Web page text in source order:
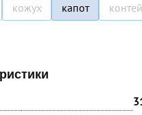
кожух капот